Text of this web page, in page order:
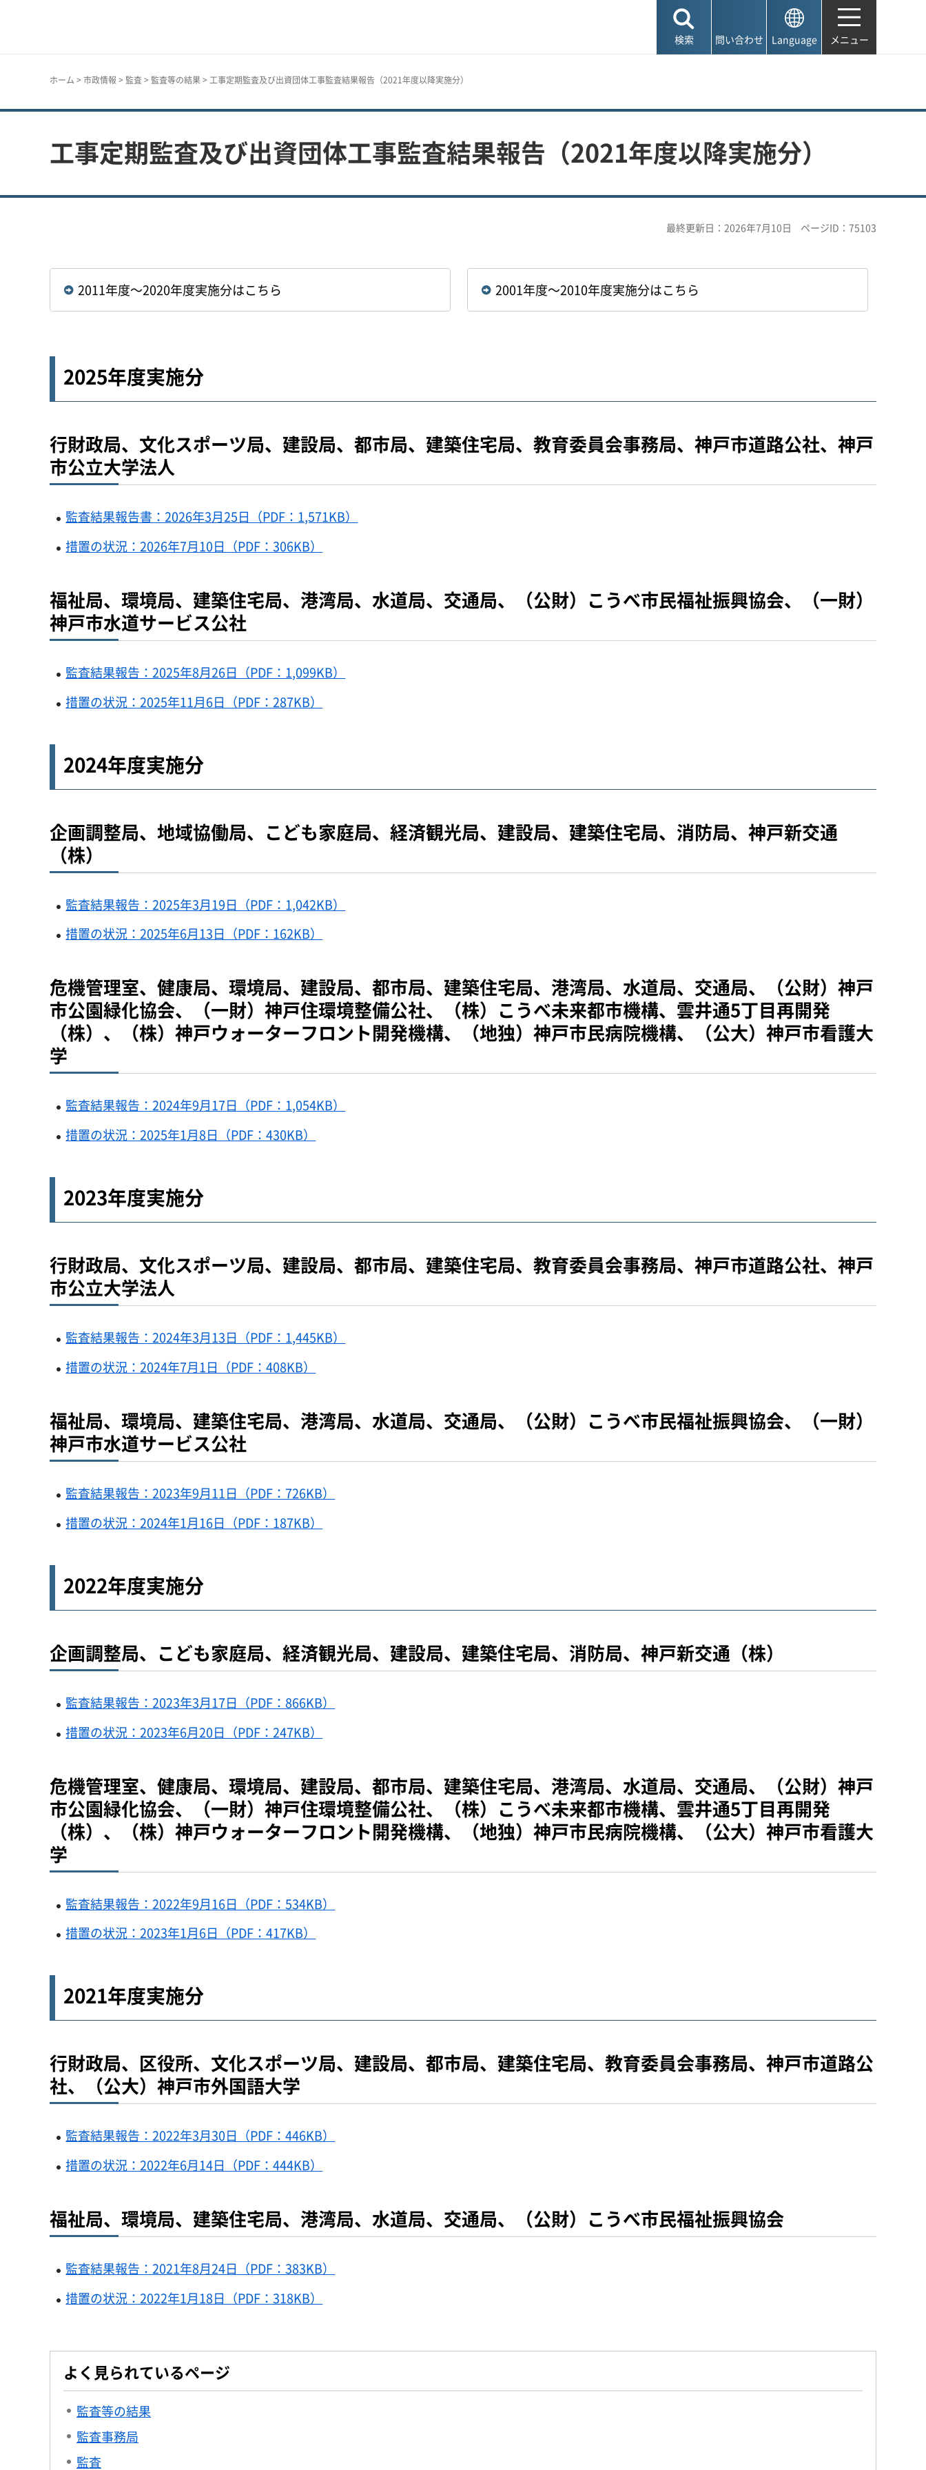
検索 問い合わせ Language メニュー
ホーム > 市政情報 > 監査> 監査等の結果> 工事定期監査及び出資団体工事監査結果報告（2021年度以降実施分）
工事定期監査及び出資団体工事監査結果報告（2021年度以降実施分）
最終更新日：2026年7月10日 ページID：75103
2011年度～2020年度実施分はこちら 2001年度～2010年度実施分はこちら
2025年度実施分
行財政局、文化スポーツ局、建設局、都市局、建築住宅局、教育委員会事務局、神戸市道路公社、神戸
市公立大学法人
監査結果報告書：2026年3月25日（PDF：1,571KB）
措置の状況：2026年7月10日（PDF：306KB）
福祉局、環境局、建築住宅局、港湾局、水道局、交通局、（公財）こうべ市民福祉振興協会、（一財）
神戸市水道サービス公社
監査結果報告：2025年8月26日（PDF：1,099KB）
措置の状況：2025年11月6日（PDF：287KB）
2024年度実施分
企画調整局、地域協働局、こども家庭局、経済観光局、建設局、建築住宅局、消防局、神戸新交通
（株）
監査結果報告：2025年3月19日（PDF：1,042KB）
措置の状況：2025年6月13日（PDF：162KB）
危機管理室、健康局、環境局、建設局、都市局、建築住宅局、港湾局、水道局、交通局、（公財）神戸
市公園緑化協会、（一財）神戸住環境整備公社、（株）こうべ未来都市機構、雲井通5丁目再開発
（株）、（株）神戸ウォーターフロント開発機構、（地独）神戸市民病院機構、（公大）神戸市看護大
学
監査結果報告：2024年9月17日（PDF：1,054KB）
措置の状況：2025年1月8日（PDF：430KB）
2023年度実施分
行財政局、文化スポーツ局、建設局、都市局、建築住宅局、教育委員会事務局、神戸市道路公社、神戸
市公立大学法人
監査結果報告：2024年3月13日（PDF：1,445KB）
措置の状況：2024年7月1日（PDF：408KB）
福祉局、環境局、建築住宅局、港湾局、水道局、交通局、（公財）こうべ市民福祉振興協会、（一財）
神戸市水道サービス公社
監査結果報告：2023年9月11日（PDF：726KB）
措置の状況：2024年1月16日（PDF：187KB）
2022年度実施分
企画調整局、こども家庭局、経済観光局、建設局、建築住宅局、消防局、神戸新交通（株）
監査結果報告：2023年3月17日（PDF：866KB）
措置の状況：2023年6月20日（PDF：247KB）
危機管理室、健康局、環境局、建設局、都市局、建築住宅局、港湾局、水道局、交通局、（公財）神戸
市公園緑化協会、（一財）神戸住環境整備公社、（株）こうべ未来都市機構、雲井通5丁目再開発
（株）、（株）神戸ウォーターフロント開発機構、（地独）神戸市民病院機構、（公大）神戸市看護大
学
監査結果報告：2022年9月16日（PDF：534KB）
措置の状況：2023年1月6日（PDF：417KB）
2021年度実施分
行財政局、区役所、文化スポーツ局、建設局、都市局、建築住宅局、教育委員会事務局、神戸市道路公
社、（公大）神戸市外国語大学
監査結果報告：2022年3月30日（PDF：446KB）
措置の状況：2022年6月14日（PDF：444KB）
福祉局、環境局、建築住宅局、港湾局、水道局、交通局、（公財）こうべ市民福祉振興協会
監査結果報告：2021年8月24日（PDF：383KB）
措置の状況：2022年1月18日（PDF：318KB）
よく見られているページ
監査等の結果
監査事務局
監査